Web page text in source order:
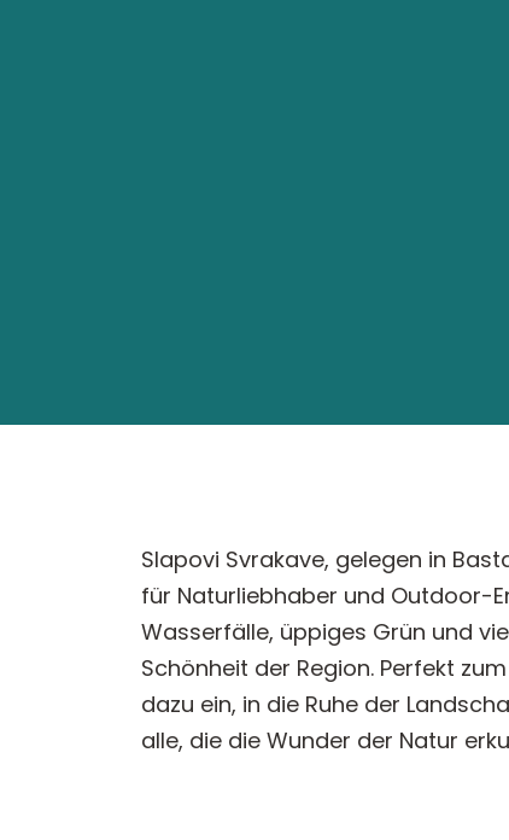
Slapovi Svrakave, gelegen in
für Naturliebhaber und Outdoor-
Wasserfälle, üppiges Grün und
Schönheit der Region. Perfekt
dazu ein, in die Ruhe der
alle, die die Wunder der Natur